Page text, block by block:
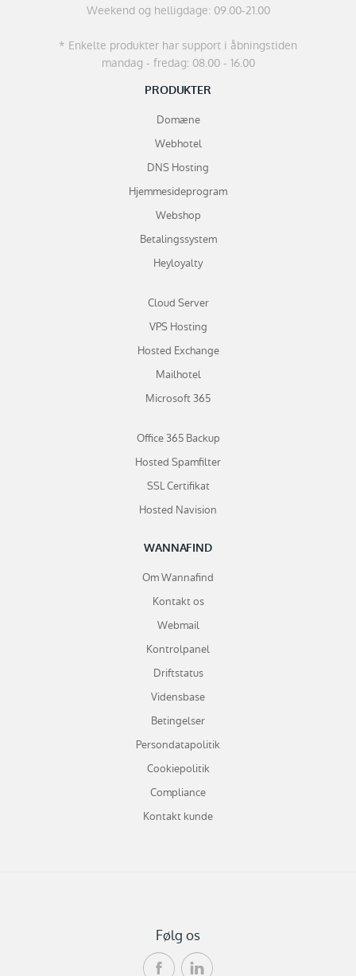
Weekend og helligdage: 09.00-21.00
* Enkelte produkter har support i åbningstiden
mandag - fredag: 08.00 - 16.00
PRODUKTER
Domæne
Webhotel
DNS Hosting
Hjemmesideprogram
Webshop
Betalingssystem
Heyloyalty
Cloud Server
VPS Hosting
Hosted Exchange
Mailhotel
Microsoft 365
Office 365 Backup
Hosted Spamfilter
SSL Certifikat
Hosted Navision
WANNAFIND
Om Wannafind
Kontakt os
Webmail
Kontrolpanel
Driftstatus
Vidensbase
Betingelser
Persondatapolitik
Cookiepolitik
Compliance
Kontakt kunde
Følg os